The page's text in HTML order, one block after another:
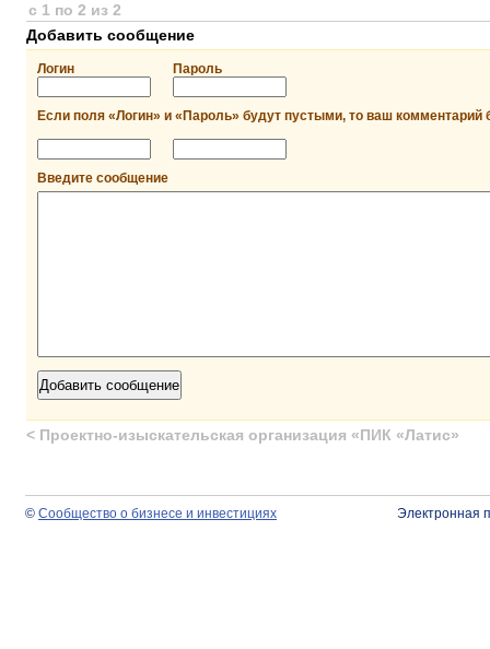
с 1 по 2 из 2
Добавить сообщение
Логин Пароль
Если поля «Логин» и «Пароль» будут пустыми, то ваш комментарий
Введите сообщение
< Проектно-изыскательская организация «ПИК «Латис»
© Сообщество о бизнесе и инвестициях Электронная